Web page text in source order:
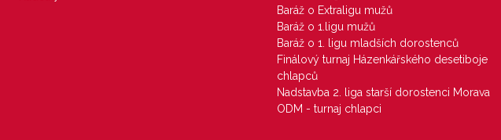
Baráž o Extraligu mužů
Baráž o 1.ligu mužů
Baráž o 1. ligu mladších dorostenců
Finálový turnaj Házenkářského desetiboje
chlapců
Nadstavba 2. liga starší dorostenci Morava
ODM - turnaj chlapci